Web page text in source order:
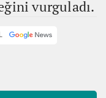
vurguladı.